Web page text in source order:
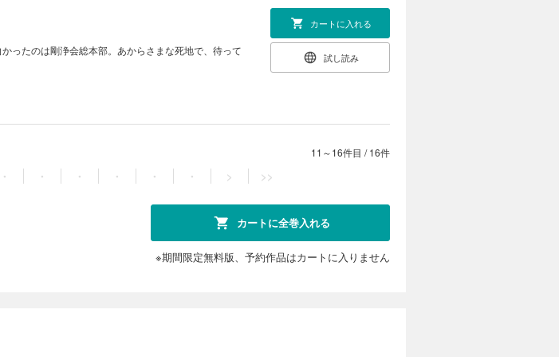
ったのは剛浄会総本部。あからさまな死地で、待って
カートに入れる
試し読み
11～16件目 /16件
・ ・ ・ ・ ・ ・ > >>
カートに全巻入れる
※期間限定無料版、予約作品はカートに入りません